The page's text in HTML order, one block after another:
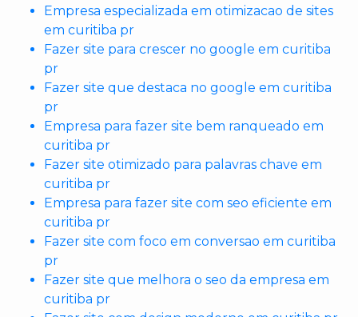
Empresa especializada em otimizacao de sites
em curitiba pr
Fazer site para crescer no google em curitiba
pr
Fazer site que destaca no google em curitiba
pr
Empresa para fazer site bem ranqueado em
curitiba pr
Fazer site otimizado para palavras chave em
curitiba pr
Empresa para fazer site com seo eficiente em
curitiba pr
Fazer site com foco em conversao em curitiba
pr
Fazer site que melhora o seo da empresa em
curitiba pr